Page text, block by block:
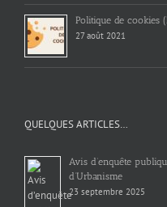
Politique de cookies
27 août 2021
QUELQUES ARTICLES…
Avis d’enquête
d’Urbanisme
23 septembre 2025